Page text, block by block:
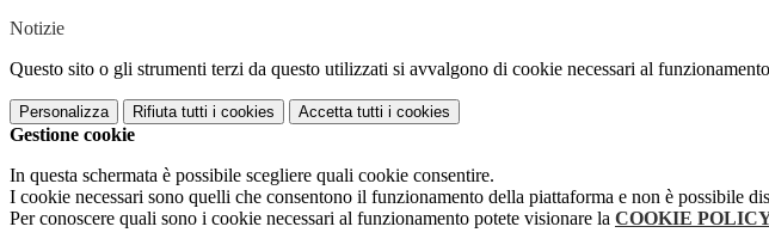
Notizie
Questo sito o gli strumenti terzi da questo utilizzati si avvalgono di cookie necessari al
Personalizza Rifiuta tutti i cookies Accetta tutti i cookies
Gestione cookie
In questa schermata è possibile scegliere quali cookie consentire.
I cookie necessari sono quelli che consentono il funzionamento della piattaforma e non è possibile
Per conoscere quali sono i cookie necessari al funzionamento potete visionare la COOKIE